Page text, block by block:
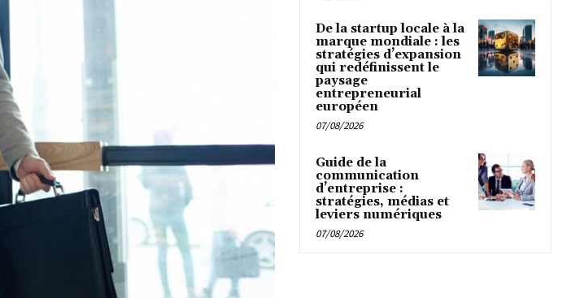
De la startup locale à la
marque mondiale : les
stratégies d’expansion
qui redéfinissent le
paysage
entrepreneurial
européen
07/08/2026
Guide de la
communication
d’entreprise :
stratégies, médias et
leviers numériques
07/08/2026